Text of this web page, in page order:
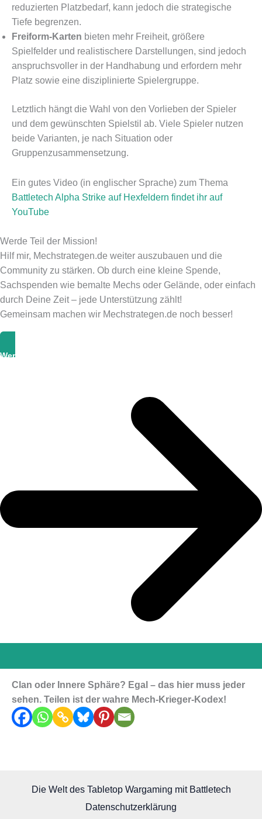
reduzierten Platzbedarf, kann jedoch die strategische
Tiefe begrenzen.
Freiform-Karten bieten mehr Freiheit, größere
Spielfelder und realistischere Darstellungen, sind jedoch
anspruchsvoller in der Handhabung und erfordern mehr
Platz sowie eine disziplinierte Spielergruppe.
Letztlich hängt die Wahl von den Vorlieben der Spieler
und dem gewünschten Spielstil ab. Viele Spieler nutzen
beide Varianten, je nach Situation oder
Gruppenzusammensetzung.
Ein gutes Video (in englischer Sprache) zum Thema
Battletech Alpha Strike auf Hexfeldern findet ihr auf
YouTube
Werde Teil der Mission!
Hilf mir, Mechstrategen.de weiter auszubauen und die
Community zu stärken. Ob durch eine kleine Spende,
Sachspenden wie bemalte Mechs oder Gelände, oder einfach
durch Deine Zeit – jede Unterstützung zählt!
Gemeinsam machen wir Mechstrategen.de noch besser!
Werde Unterstützer
Clan oder Innere Sphäre? Egal – das hier muss jeder
sehen. Teilen ist der wahre Mech-Krieger-Kodex!
Die Welt des Tabletop Wargaming mit Battletech
Datenschutzerklärung